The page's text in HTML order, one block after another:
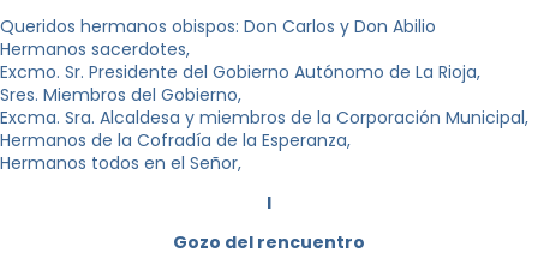
Queridos hermanos obispos: Don Carlos y Don Abilio
Hermanos sacerdotes,
Excmo. Sr. Presidente del Gobierno Autónomo de La Rioja,
Sres. Miembros del Gobierno,
Excma. Sra. Alcaldesa y miembros de la Corporación Municipal,
Hermanos de la Cofradía de la Esperanza,
Hermanos todos en el Señor,
I
Gozo del rencuentro